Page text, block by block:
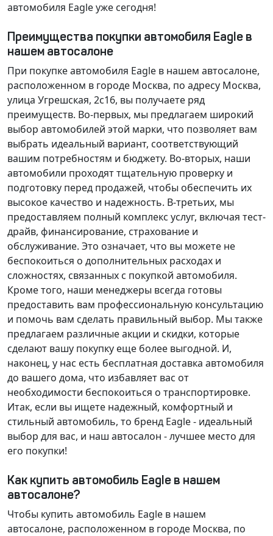
автомобиля Eagle уже сегодня!
Преимущества покупки автомобиля Eagle в
нашем автосалоне
При покупке автомобиля Eagle в нашем автосалоне,
расположенном в городе Москва, по адресу Москва,
улица Угрешская, 2с16, вы получаете ряд
преимуществ. Во-первых, мы предлагаем широкий
выбор автомобилей этой марки, что позволяет вам
выбрать идеальный вариант, соответствующий
вашим потребностям и бюджету. Во-вторых, наши
автомобили проходят тщательную проверку и
подготовку перед продажей, чтобы обеспечить их
высокое качество и надежность. В-третьих, мы
предоставляем полный комплекс услуг, включая тест-
драйв, финансирование, страхование и
обслуживание. Это означает, что вы можете не
беспокоиться о дополнительных расходах и
сложностях, связанных с покупкой автомобиля.
Кроме того, наши менеджеры всегда готовы
предоставить вам профессиональную консультацию
и помочь вам сделать правильный выбор. Мы также
предлагаем различные акции и скидки, которые
сделают вашу покупку еще более выгодной. И,
наконец, у нас есть бесплатная доставка автомобиля
до вашего дома, что избавляет вас от
необходимости беспокоиться о транспортировке.
Итак, если вы ищете надежный, комфортный и
стильный автомобиль, то бренд Eagle - идеальный
выбор для вас, и наш автосалон - лучшее место для
его покупки!
Как купить автомобиль Eagle в нашем
автосалоне?
Чтобы купить автомобиль Eagle в нашем
автосалоне, расположенном в городе Москва, по